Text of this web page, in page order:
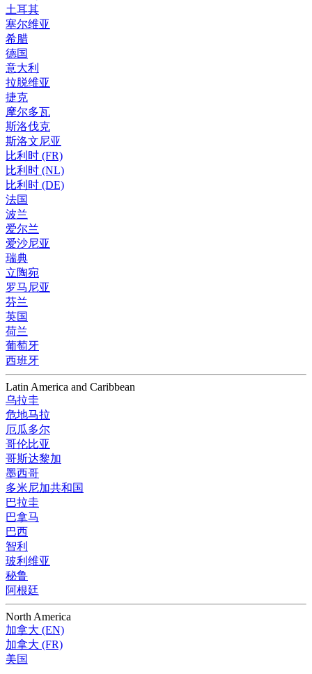
土耳其
塞尔维亚
希腊
德国
意大利
拉脱维亚
捷克
摩尔多瓦
斯洛伐克
斯洛文尼亚
比利时 (FR)
比利时 (NL)
比利时 (DE)
法国
波兰
爱尔兰
爱沙尼亚
瑞典
立陶宛
罗马尼亚
芬兰
英国
荷兰
葡萄牙
西班牙
Latin America and Caribbean
乌拉圭
危地马拉
厄瓜多尔
哥伦比亚
哥斯达黎加
墨西哥
多米尼加共和国
巴拉圭
巴拿马
巴西
智利
玻利维亚
秘鲁
阿根廷
North America
加拿大 (EN)
加拿大 (FR)
美国